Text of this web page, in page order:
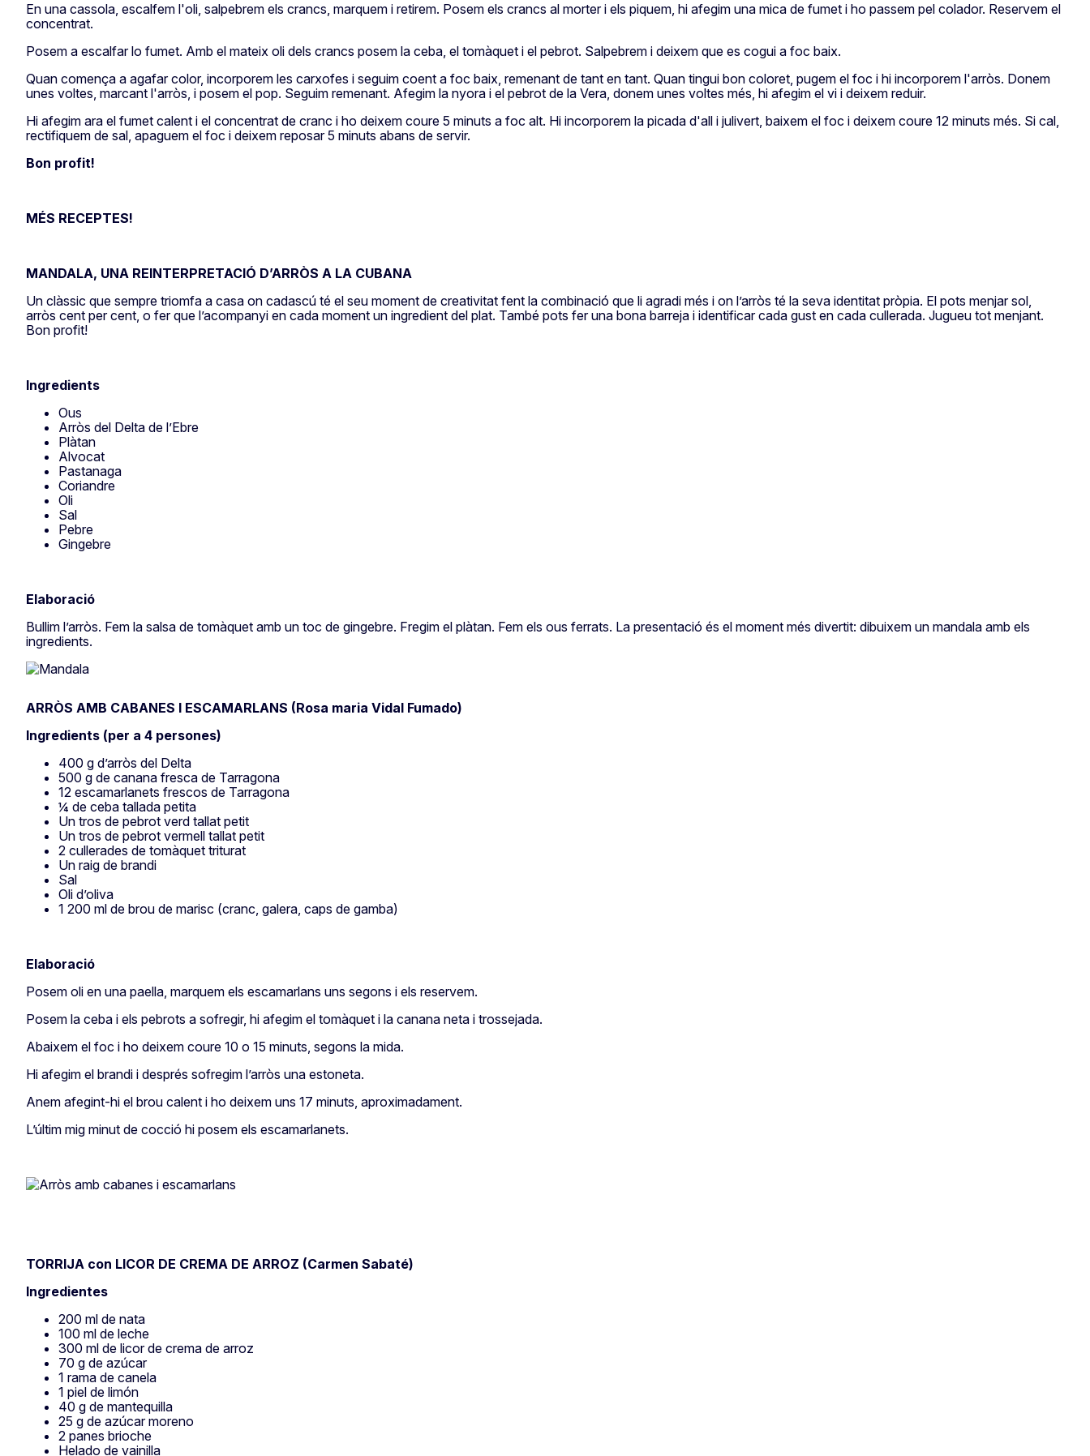
En una cassola, escalfem l'oli, salpebrem els crancs, marquem i retirem. Posem els crancs al morter i els piquem, hi afegim una mica de fumet i ho passem pel colador. Reservem el
concentrat.
Posem a escalfar lo fumet. Amb el mateix oli dels crancs posem la ceba, el tomàquet i el pebrot. Salpebrem i deixem que es cogui a foc baix.
Quan comença a agafar color, incorporem les carxofes i seguim coent a foc baix, remenant de tant en tant. Quan tingui bon coloret, pugem el foc i hi incorporem l'arròs. Donem
unes voltes, marcant l'arròs, i posem el pop. Seguim remenant. Afegim la nyora i el pebrot de la Vera, donem unes voltes més, hi afegim el vi i deixem reduir.
Hi afegim ara el fumet calent i el concentrat de cranc i ho deixem coure 5 minuts a foc alt. Hi incorporem la picada d'all i julivert, baixem el foc i deixem coure 12 minuts més. Si cal,
rectifiquem de sal, apaguem el foc i deixem reposar 5 minuts abans de servir.
Bon profit!
MÉS RECEPTES!
MANDALA, UNA REINTERPRETACIÓ D’ARRÒS A LA CUBANA
Un clàssic que sempre triomfa a casa on cadascú té el seu moment de creativitat fent la combinació que li agradi més i on l’arròs té la seva identitat pròpia. El pots menjar sol,
arròs cent per cent, o fer que l’acompanyi en cada moment un ingredient del plat. També pots fer una bona barreja i identificar cada gust en cada cullerada. Jugueu tot menjant.
Bon profit!
Ingredients
Ous
Arròs del Delta de l’Ebre
Plàtan
Alvocat
Pastanaga
Coriandre
Oli
Sal
Pebre
Gingebre
Elaboració
Bullim l’arròs. Fem la salsa de tomàquet amb un toc de gingebre. Fregim el plàtan. Fem els ous ferrats. La presentació és el moment més divertit: dibuixem un mandala amb els
ingredients.
ARRÒS AMB CABANES I ESCAMARLANS (Rosa maria Vidal Fumado)
Ingredients (per a 4 persones)
400 g d’arròs del Delta
500 g de canana fresca de Tarragona
12 escamarlanets frescos de Tarragona
¼ de ceba tallada petita
Un tros de pebrot verd tallat petit
Un tros de pebrot vermell tallat petit
2 cullerades de tomàquet triturat
Un raig de brandi
Sal
Oli d’oliva
1 200 ml de brou de marisc (cranc, galera, caps de gamba)
Elaboració
Posem oli en una paella, marquem els escamarlans uns segons i els reservem.
Posem la ceba i els pebrots a sofregir, hi afegim el tomàquet i la canana neta i trossejada.
Abaixem el foc i ho deixem coure 10 o 15 minuts, segons la mida.
Hi afegim el brandi i després sofregim l’arròs una estoneta.
Anem afegint-hi el brou calent i ho deixem uns 17 minuts, aproximadament.
L’últim mig minut de cocció hi posem els escamarlanets.
TORRIJA con LICOR DE CREMA DE ARROZ (Carmen Sabaté)
Ingredientes
200 ml de nata
100 ml de leche
300 ml de licor de crema de arroz
70 g de azúcar
1 rama de canela
1 piel de limón
40 g de mantequilla
25 g de azúcar moreno
2 panes brioche
Helado de vainilla